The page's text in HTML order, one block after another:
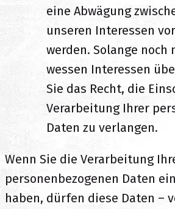
eine Abwägung
unseren Interessen
werden. Solange
wessen Interessen
Sie das Recht, die
Verarbeitung Ihrer
Daten zu verlangen.
Wenn Sie die Verarbeitung
personenbezogenen Daten
haben, dürfen diese Daten –